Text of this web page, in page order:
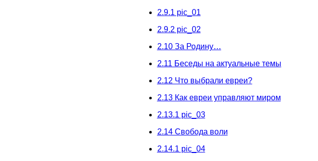
2.9.1 pic_01
2.9.2 pic_02
2.10 За Родину…
2.11 Беседы на актуальные темы
2.12 Что выбрали евреи?
2.13 Как евреи управляют миром
2.13.1 pic_03
2.14 Свобода воли
2.14.1 pic_04